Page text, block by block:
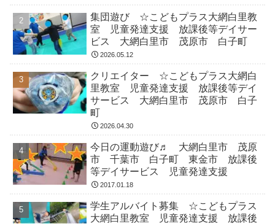
集団遊び ☆こどもプラス大網白里教
室 児童発達支援 放課後等デイサー
ビス 大網白里市 茂原市 白子町
2026.05.12
クリエイター ☆こどもプラス大網白
里教室 児童発達支援 放課後等デイ
サービス 大網白里市 茂原市 白子
町
2026.04.30
今日の運動遊び♬ 大網白里市 茂原
市 千葉市 白子町 東金市 放課後
等デイサービス 児童発達支援
2017.01.18
学生アルバイト募集 ☆こどもプラス
大網白里教室 児童発達支援 放課後